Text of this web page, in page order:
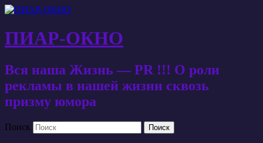
ПИАР-ОКНО
Вся наша Жизнь — PR !!! О роли
рекламы в нашей жизни сквозь
призму юмора
Поиск